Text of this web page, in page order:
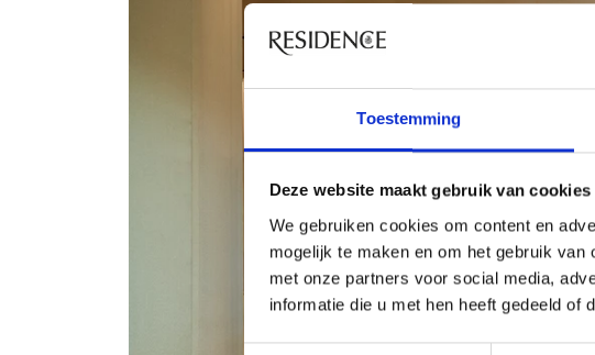
Toestemming
Deze website maakt gebruik van cookies
We gebruiken cookies om content en
mogelijk te maken en om het gebruik
met onze partners voor social media,
informatie die u met hen heeft gedeeld of